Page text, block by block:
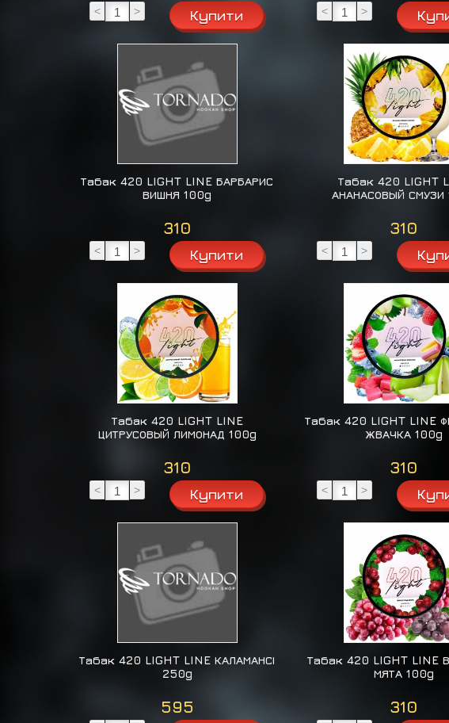
< > < >
Табак 420 LIGHT LINE БАРБАРИС
ВИШНЯ 100g
310
< >
Табак 420 LIGHT
АНАНАСОВЫЙ СМУЗИ
310
< >
Табак 420 LIGHT LINE
ЦИТРУСОВЫЙ ЛИМОНАД 100g
310
< >
Табак 420 LIGHT LINE
ЖВАЧКА 100g
310
< >
Табак 420 LIGHT LINE КАЛАМАНСІ
250g
595
Табак 420 LIGHT LINE
МЯТА 100g
310